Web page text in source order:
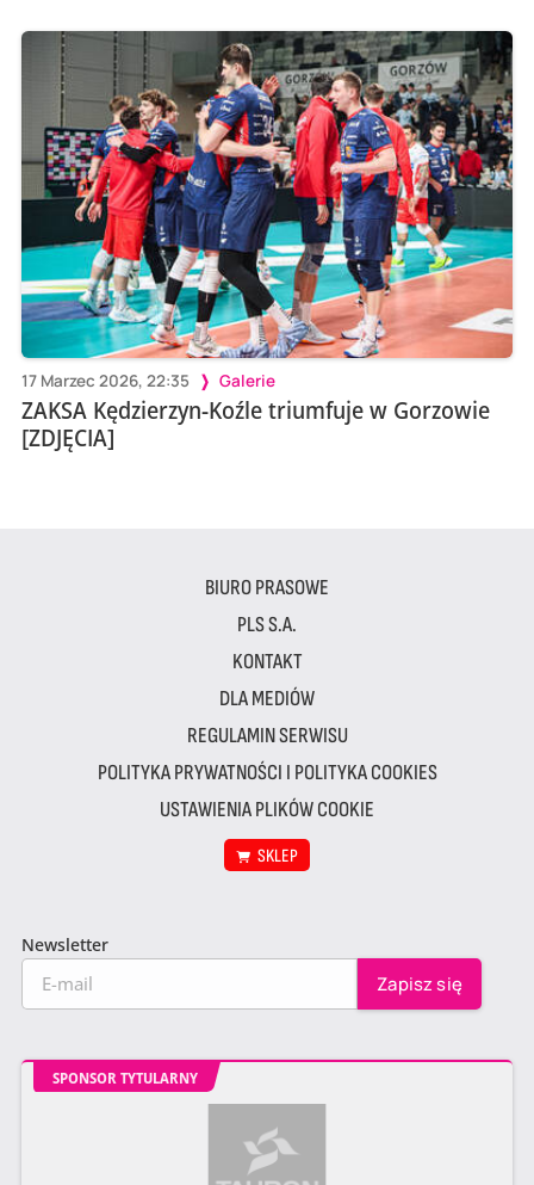
17 Marzec 2026, 22:35 Galerie
ZAKSA Kędzierzyn-Koźle triumfuje w Gorzowie
[ZDJĘCIA]
BIURO PRASOWE
PLS S.A.
KONTAKT
DLA MEDIÓW
REGULAMIN SERWISU
POLITYKA PRYWATNOŚCI I POLITYKA COOKIES
USTAWIENIA PLIKÓW COOKIE
SKLEP
Newsletter
SPONSOR TYTULARNY